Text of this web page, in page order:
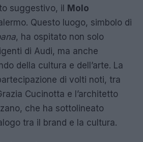
suggestivo, il Molo
Questo luogo, simbolo di
, ha ospitato non solo
di Audi, ma anche
della cultura e dell’arte. La
di volti noti, tra
Cucinotta e l’architetto
che ha sottolineato
tra il brand e la cultura.